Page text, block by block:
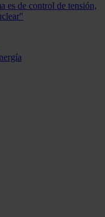
es de control de tensión,